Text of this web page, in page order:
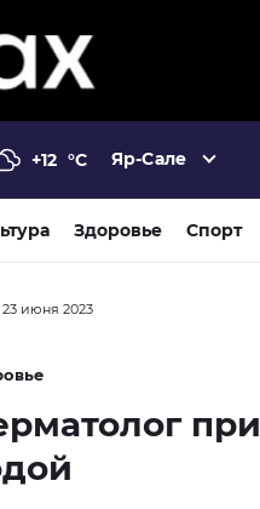
+12 °C Яр-Сале
Здоровье Спорт
23 июня 2023